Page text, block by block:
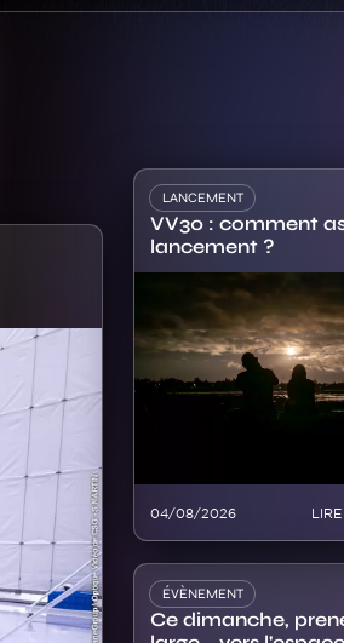
LANCEMENT
VV30 : comment
lancement ?
04/08/2026
ÉVÈNEMENT
Ce dimanche,